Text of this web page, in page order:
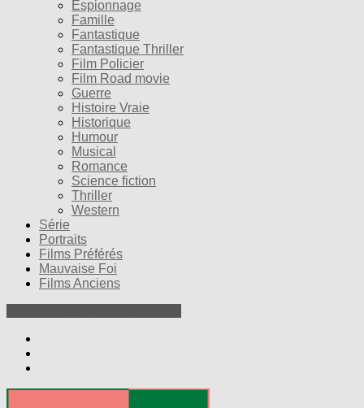
Espionnage
Famille
Fantastique
Fantastique Thriller
Film Policier
Film Road movie
Guerre
Histoire Vraie
Historique
Humour
Musical
Romance
Science fiction
Thriller
Western
Série
Portraits
Films Préférés
Mauvaise Foi
Films Anciens